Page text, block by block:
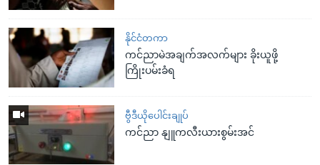
နိုင်ငံတကာ
ကင်ညာမဲအချက်အလက်များ ခိုးယူဖို့
ကြိုးပမ်းခံရ
ဗွီဒီယိုပေါင်းချုပ်
ကင်ညာ နျူကလီးယားစွမ်းအင်